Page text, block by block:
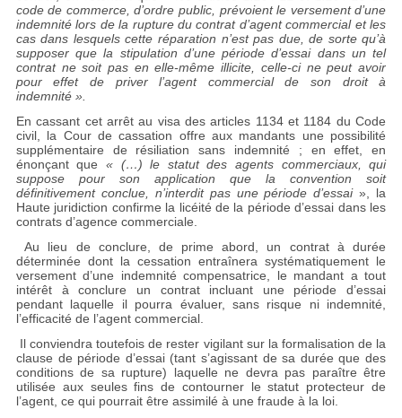
code de commerce, d’ordre public, prévoient le versement d’une
indemnité lors de la rupture du contrat d’agent commercial et les
cas dans lesquels cette réparation n’est pas due, de sorte qu’à
supposer que la stipulation d’une période d’essai dans un tel
contrat ne soit pas en elle-même illicite, celle-ci ne peut avoir
pour effet de priver l’agent commercial de son droit à
indemnité ».
En cassant cet arrêt au visa des articles 1134 et 1184 du Code
civil, la Cour de cassation offre aux mandants une possibilité
supplémentaire de résiliation sans indemnité ; en effet, en
énonçant que« (…) le statut des agents commerciaux, qui
suppose pour son application que la convention soit
définitivement conclue, n’interdit pas une période d’essai», la
Haute juridiction confirme la licéité de la période d’essai dans les
contrats d’agence commerciale.
Au lieu de conclure, de prime abord, un contrat à durée
déterminée dont la cessation entraînera systématiquement le
versement d’une indemnité compensatrice, le mandant a tout
intérêt à conclure un contrat incluant une période d’essai
pendant laquelle il pourra évaluer, sans risque ni indemnité,
l’efficacité de l’agent commercial.
Il conviendra toutefois de rester vigilant sur la formalisation de la
clause de période d’essai (tant s’agissant de sa durée que des
conditions de sa rupture) laquelle ne devra pas paraître être
utilisée aux seules fins de contourner le statut protecteur de
l’agent, ce qui pourrait être assimilé à une fraude à la loi.